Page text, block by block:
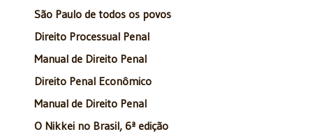
São Paulo de todos os povos
Direito Processual Penal
Manual de Direito Penal
Direito Penal Econômico
Manual de Direito Penal
O Nikkei no Brasil, 6ª edição